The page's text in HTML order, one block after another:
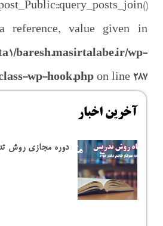
reference, value given in
baresh.masirtalabe.ir/wp-
wp-hook.phpon line 287
آخرین اخبار
دوره مجازی روش